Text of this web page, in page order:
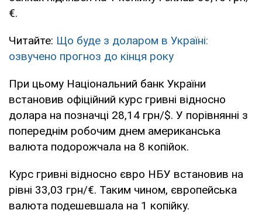
€.
Читайте: Що буде з доларом в Україні:
озвучено прогноз до кінця року
При цьому Національний банк України
встановив офіційний курс гривні відносно
долара на позначці 28,14 грн/$. У порівнянні з
попереднім робочим днем американська
валюта подорожчала на 8 копійок.
Курс гривні відносно євро НБУ встановив на
рівні 33,03 грн/€. Таким чином, європейська
валюта подешевшала на 1 копійку.